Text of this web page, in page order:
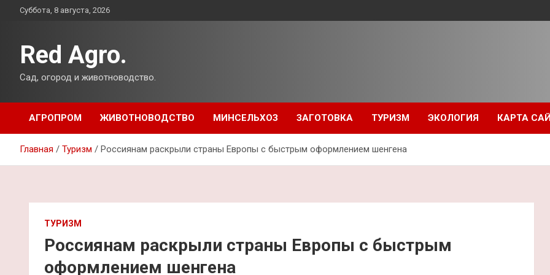
ПерейтиСуббота, 8 августа, 2026
Red Agro.
Сад, огород и животноводство.
АГРОПРОМ ЖИВОТНОВОДСТВО МИНСЕЛЬХОЗ ЗАГОТОВКА ТУРИЗМ ЭКОЛОГИЯ КАРТА
Главная Туризм Россиянам раскрыли страны Европы с быстрым оформлением шенгена
ТУРИЗМ
Россиянам раскрыли страны Европы с быстрым
оформлением шенгена